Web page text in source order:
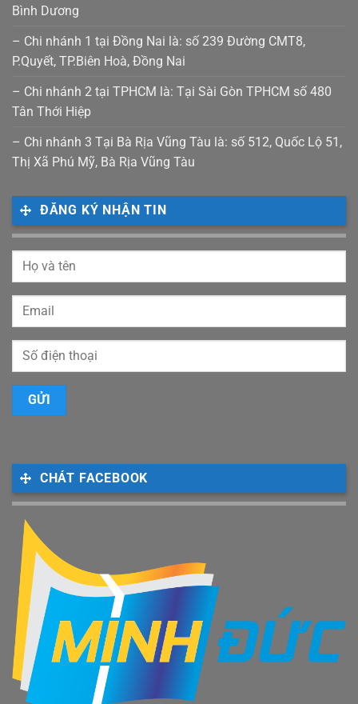
Bình Dương
– Chi nhánh 1 tại Đồng Nai là: số 239 Đường CMT8,
P.Quyết, TP.Biên Hoà, Đồng Nai
– Chi nhánh 2 tại TPHCM là: Tại Sài Gòn TPHCM số 480
Tân Thới Hiệp
– Chi nhánh 3 Tại Bà Rịa Vũng Tàu là: số 512, Quốc Lộ 51,
Thị Xã Phú Mỹ, Bà Rịa Vũng Tàu
ĐĂNG KÝ NHẬN TIN
CHÁT FACEBOOK